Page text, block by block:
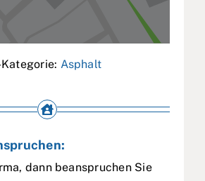
Asphalt
dann beanspruchen Sie